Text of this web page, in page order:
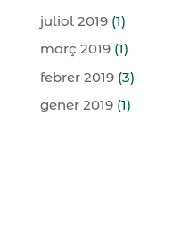
juliol 2019(1)
març 2019(1)
febrer 2019(3)
gener 2019(1)